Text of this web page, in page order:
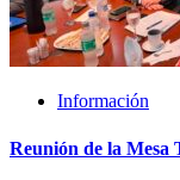
Información
Reunión de la